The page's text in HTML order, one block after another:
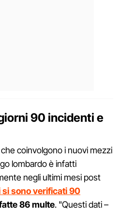
90 incidenti e
coinvolgono i nuovi mezzi
lombardo è infatti
negli ultimi mesi post
si sono verificati 90
86 multe. "Questi dati –